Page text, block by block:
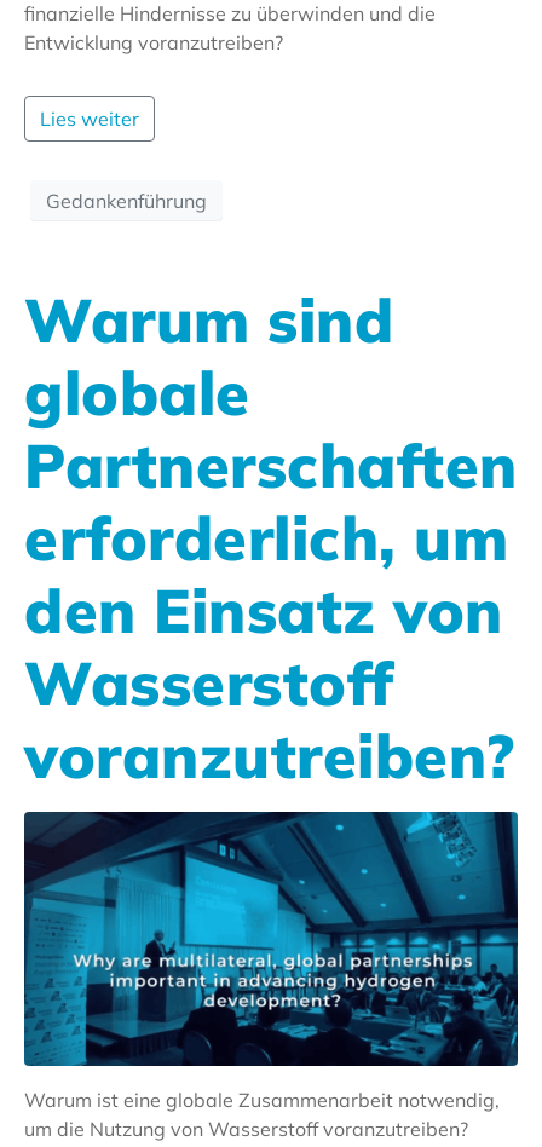
finanzielle Hindernisse zu überwinden und die
Entwicklung voranzutreiben?
Lies weiter
Gedankenführung
Warum sind
globale
Partnerschaften
erforderlich, um
den Einsatz von
Wasserstoff
voranzutreiben?
Warum ist eine globale Zusammenarbeit notwendig,
um die Nutzung von Wasserstoff voranzutreiben?